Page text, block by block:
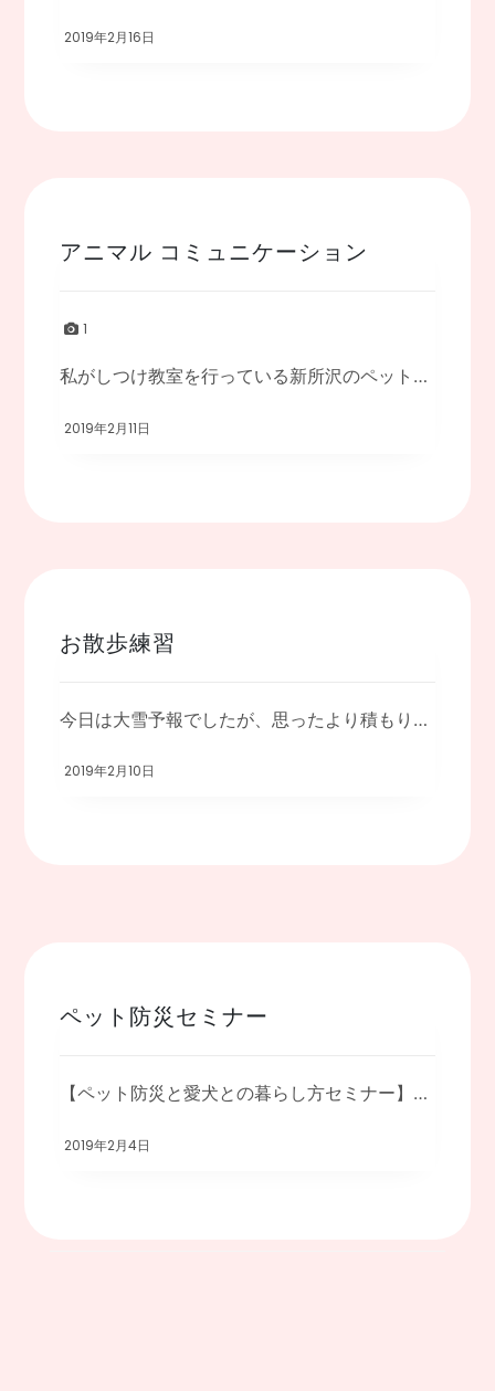
2019年2月16日
アニマル コミュニケーション
1
私がしつけ教室を行っている新所沢のペットショップウエーブさんで、 アニマル コミュニ […]
2019年2月11日
お散歩練習
今日は大雪予報でしたが、思ったより積もりませんでしたね。良かった良かった。 でも、と […]
2019年2月10日
ペット防災セミナー
【ペット防災と愛犬との暮らし方セミナー】を開催します ○飼い主さんがペットを守るため […]
2019年2月4日